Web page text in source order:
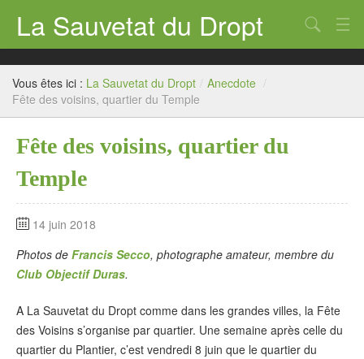
La Sauvetat du Dropt
Accueil
Mairie
Archives
Chercher
Vous êtes ici : La Sauvetat du Dropt / Anecdote /
Fête des voisins, quartier du Temple
Fête des voisins, quartier du
Temple
14 juin 2018
Photos de Francis Secco, photographe amateur, membre du
Club Objectif Duras.
A La Sauvetat du Dropt comme dans les grandes villes, la Fête
des Voisins s’organise par quartier. Une semaine après celle du
quartier du Plantier, c’est vendredi 8 juin que le quartier du